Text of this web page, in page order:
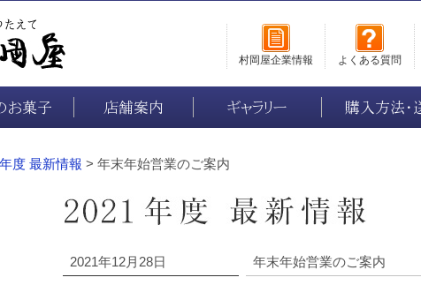
村岡屋企業情報 よくある質問
お菓子 店舗案内 ギャラリー 購入方法・
度 最新情報 > 年末年始営業のご案内
2021年12月28日 年末年始営業のご案内